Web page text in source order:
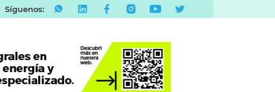
Síguenos: